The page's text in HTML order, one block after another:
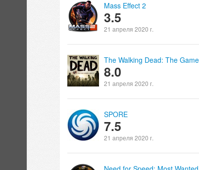
Mass Effect 2
3.5
21 апреля 2020 г.
The Walking Dead: The Game
8.0
21 апреля 2020 г.
SPORE
7.5
21 апреля 2020 г.